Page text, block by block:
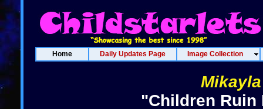
Home Daily Updates Page Image Collection
"Children Ruin